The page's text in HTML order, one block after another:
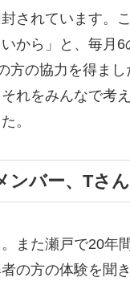
されています。
から」と、毎月
方の協力を得ま
れをみんなで考
。
ンバー、Tさ
また瀬戸で20年
の方の体験を聞